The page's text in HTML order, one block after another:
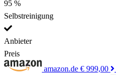
95 %
Selbstreinigung
Anbieter
Preis
amazon.de € 999,00